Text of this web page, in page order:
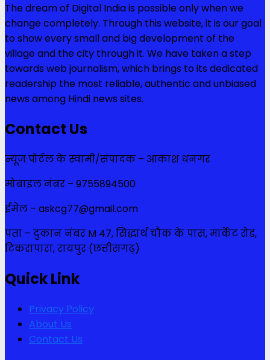
The dream of Digital India is possible only when we
change completely. Through this website, it is our goal
to show every small and big development of the
village and the city through it. We have taken a step
towards web journalism, which brings to its dedicated
readership the most reliable, authentic and unbiased
news among Hindi news sites.
Contact Us
न्यूज पोर्टल के स्वामी/संपादक – आकाश धनगर
मोबाइल नंबर – 9755894500
ईमेल – askcg77@gmail.com
पता – दुकान नंबर M 47, सिद्धार्थ चौक के पास, मार्केट रोड,
टिकरापारा, रायपुर (छत्तीसगढ़)
Quick Link
Privacy Policy
About Us
Contact Us